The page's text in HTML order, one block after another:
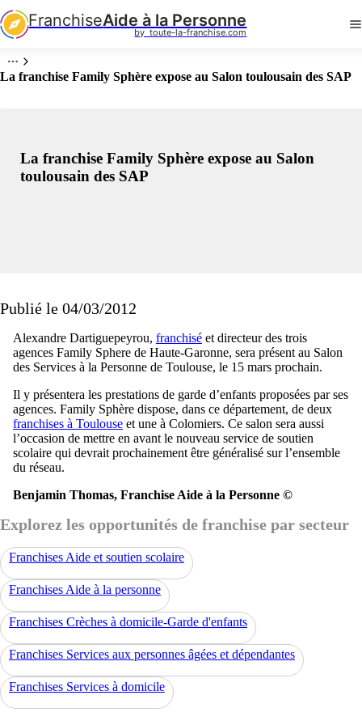
FranchiseAide à la Personne
by  toute-la-franchise.com
La franchise Family Sphère expose au Salon toulousain des SAP
La franchise Family Sphère expose au Salon
toulousain des SAP
Publié le 04/03/2012
Alexandre Dartiguepeyrou, franchisé et directeur des trois
agences Family Sphere de Haute-Garonne, sera présent au Salon
des Services à la Personne de Toulouse, le 15 mars prochain.
Il y présentera les prestations de garde d’enfants proposées par ses
agences. Family Sphère dispose, dans ce département, de deux
franchises à Toulouse et une à Colomiers. Ce salon sera aussi
l’occasion de mettre en avant le nouveau service de soutien
scolaire qui devrait prochainement être généralisé sur l’ensemble
du réseau.
Benjamin Thomas, Franchise Aide à la Personne ©
Explorez les opportunités de franchise par secteur
Franchises Aide et soutien scolaire
Franchises Aide à la personne
Franchises Crèches à domicile-Garde d'enfants
Franchises Services aux personnes âgées et dépendantes
Franchises Services à domicile